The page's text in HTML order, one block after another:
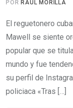
POR RAÚL MORILLA
El reguetonero
Mawell se siente
popular que se
mundo y fue
su perfil de
policiaca «Tras […]